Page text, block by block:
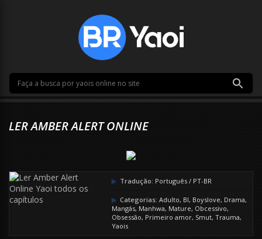
LER AMBER ALERT ONLINE
Tradução: Português / PT-BR
Categorias: Adulto, Bl, Boyslove, Drama,
Mangás, Manhwa, Mature, Obcessivo,
Obsessão, Primeiro amor, Smut, Trauma,
Yaois